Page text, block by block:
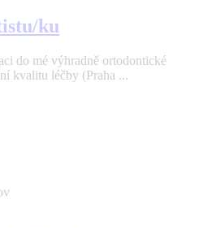
ku
do mé výhradně ortodontické
kvalitu léčby (Praha ...